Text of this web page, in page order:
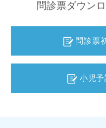
問診票ダウン
問診票
小児予